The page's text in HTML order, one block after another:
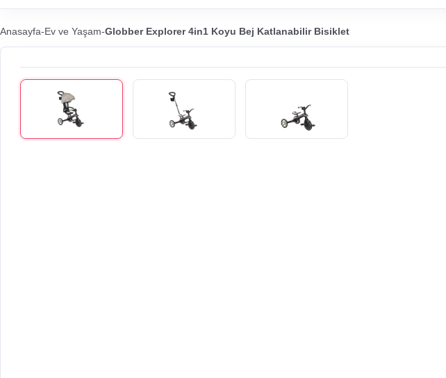
Anasayfa-Ev ve Yaşam-Globber Explorer 4in1 Koyu Bej Katlanabilir Bisiklet